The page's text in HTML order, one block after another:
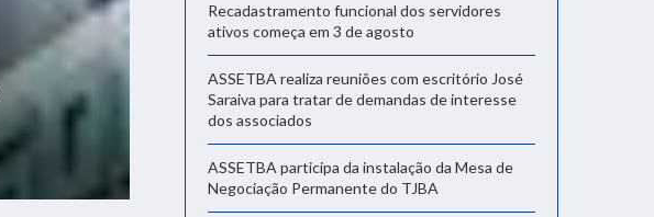
Recadastramento funcional dos servidores
ativos começa em 3 de agosto
ASSETBA realiza reuniões com escritório José
Saraiva para tratar de demandas de interesse
dos associados
ASSETBA participa da instalação da Mesa de
Negociação Permanente do TJBA